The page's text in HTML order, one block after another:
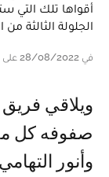
أقواها تلك التي
الجلولة الثالثة
في 28/08/2022 على الساعة 12:16
ويلاقي فريق بلد الوليد، الذي يلعب في
صفوفه كل
وأنور